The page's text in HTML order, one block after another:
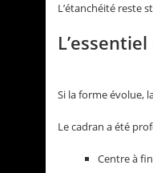
L’étanchéité reste
Si la forme évolue,
Le cadran a été
Centre à